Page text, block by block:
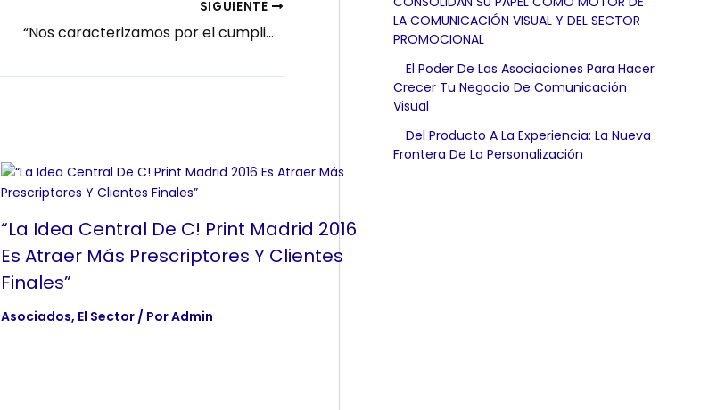
SIGUIENTE
“Nos caracterizamos por el cumplimiento y la rapidez de entrega, la profesionalidad y el trato personal. Esto hace que recibamos clientes únicamente por el boca a boca”
“La Idea Central De C! Print Madrid 2016
Es Atraer Más Prescriptores Y Clientes
Finales”
Asociados, El Sector / PorAdmin
LA COMUNICACIÓN VISUAL Y DEL SECTOR
PROMOCIONAL
El Poder De Las Asociaciones Para Hacer
Crecer Tu Negocio De Comunicación
Visual
Del Producto A La Experiencia: La Nueva
Frontera De La Personalización